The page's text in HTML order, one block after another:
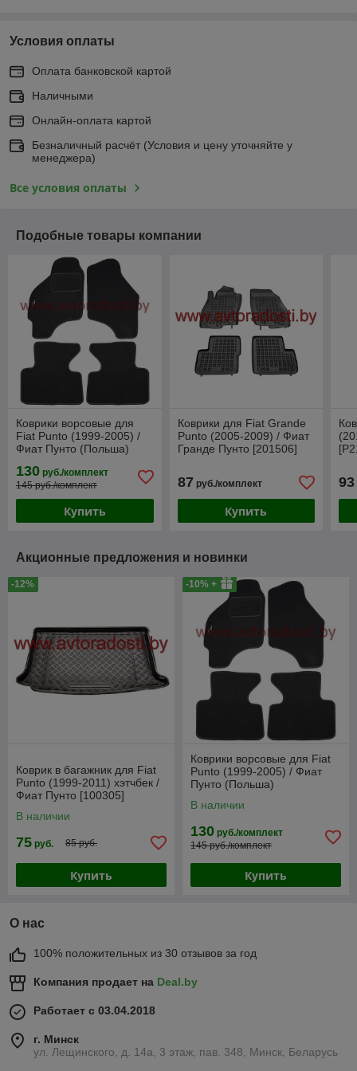
Условия оплаты
Оплата банковской картой
Наличными
Онлайн-оплата картой
Безналичный расчёт (Условия и цену уточняйте у
менеджера)
Все условия оплаты
Подобные товары компании
Коврики ворсовые для
Fiat Punto (1999-2005) /
Фиат Пунто (Польша)
130 руб./комплект
145 руб./комплект
Купить
Коврики для Fiat Grande
Punto (2005-2009) / Фиат
Гранде Пунто [201506]
87 руб./комплект
Купить
93
Акционные предложения и новинки
-12%
Коврик в багажник для Fiat
Punto (1999-2011) хэтчбек /
Фиат Пунто [100305]
В наличии
75 руб. 85 руб.
Купить
-10% +
Коврики ворсовые для Fiat
Punto (1999-2005) / Фиат
Пунто (Польша)
В наличии
130 руб./комплект
145 руб./комплект
Купить
О нас
100% положительных из 30 отзывов за год
Компания продает на Deal.by
Работает с 03.04.2018
г. Минск
ул. Лещинского, д. 14а, 3 этаж, пав. 348, Минск, Беларусь